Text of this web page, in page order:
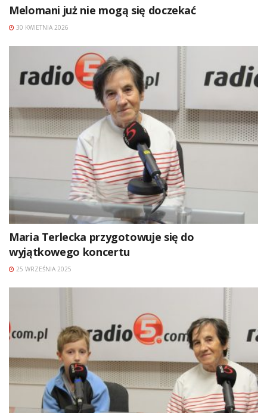
Melomani już nie mogą się doczekać
30 KWIETNIA 2026
Maria Terlecka przygotowuje się do
wyjątkowego koncertu
25 WRZEŚNIA 2025